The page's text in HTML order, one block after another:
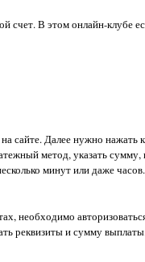
счет. В этом онлайн-клубе
сайте. Далее нужно
метод, указать
минут или даже часов.
необходимо
реквизиты и сумму